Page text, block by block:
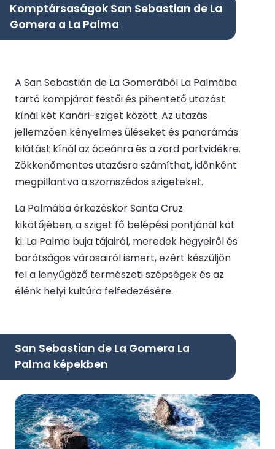
Komptársaságok San Sebastian de La
Gomera a La Palma
A San Sebastián de La Gomerából La Palmába
tartó kompjárat festői és pihentető utazást
kínál két Kanári-sziget között. Az utazás
jellemzően kényelmes üléseket és panorámás
kilátást kínál az óceánra és a zord partvidékre.
Zökkenőmentes utazásra számíthat, időnként
megpillantva a szomszédos szigeteket.
La Palmába érkezéskor Santa Cruz
kikötőjében, a sziget fő belépési pontjánál köt
ki. La Palma buja tájairól, meredek hegyeiről és
barátságos városairól ismert, ezért készüljön
fel a lenyűgöző természeti szépségek és az
élénk helyi kultúra felfedezésére.
San Sebastian de La Gomera La
Palma képekben